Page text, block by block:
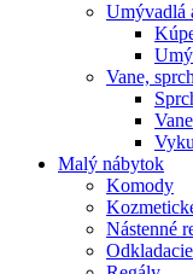
Umývadlá
Vane,
Vane
Malý nábytok
Komody
Nástenné